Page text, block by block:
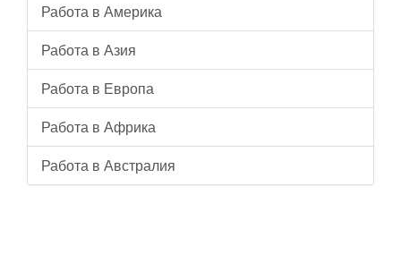
Работа в Америка
Работа в Азия
Работа в Европа
Работа в Африка
Работа в Австралия